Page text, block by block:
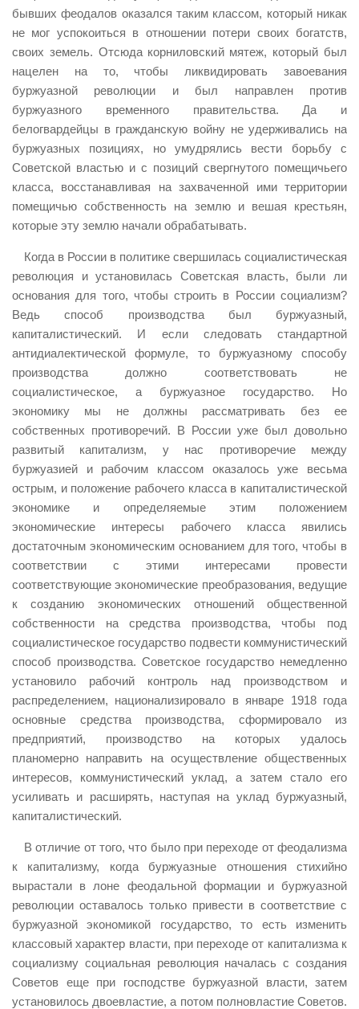
бывших феодалов оказался таким классом, который никак
не мог успокоиться в отношении потери своих богатств,
своих земель. Отсюда корниловский мятеж, который был
нацелен на то, чтобы ликвидировать завоевания
буржуазной революции и был направлен против
буржуазного временного правительства. Да и
белогвардейцы в гражданскую войну не удерживались на
буржуазных позициях, но умудрялись вести борьбу с
Советской властью и с позиций свергнутого помещичьего
класса, восстанавливая на захваченной ими территории
помещичью собственность на землю и вешая крестьян,
которые эту землю начали обрабатывать.
Когда в России в политике свершилась социалистическая
революция и установилась Советская власть, были ли
основания для того, чтобы строить в России социализм?
Ведь способ производства был буржуазный,
капиталистический. И если следовать стандартной
антидиалектической формуле, то буржуазному способу
производства должно соответствовать не
социалистическое, а буржуазное государство. Но
экономику мы не должны рассматривать без ее
собственных противоречий. В России уже был довольно
развитый капитализм, у нас противоречие между
буржуазией и рабочим классом оказалось уже весьма
острым, и положение рабочего класса в капиталистической
экономике и определяемые этим положением
экономические интересы рабочего класса явились
достаточным экономическим основанием для того, чтобы в
соответствии с этими интересами провести
соответствующие экономические преобразования, ведущие
к созданию экономических отношений общественной
собственности на средства производства, чтобы под
социалистическое государство подвести коммунистический
способ производства. Советское государство немедленно
установило рабочий контроль над производством и
распределением, национализировало в январе 1918 года
основные средства производства, сформировало из
предприятий, производство на которых удалось
планомерно направить на осуществление общественных
интересов, коммунистический уклад, а затем стало его
усиливать и расширять, наступая на уклад буржуазный,
капиталистический.
В отличие от того, что было при переходе от феодализма
к капитализму, когда буржуазные отношения стихийно
вырастали в лоне феодальной формации и буржуазной
революции оставалось только привести в соответствие с
буржуазной экономикой государство, то есть изменить
классовый характер власти, при переходе от капитализма к
социализму социальная революция началась с создания
Советов еще при господстве буржуазной власти, затем
установилось двоевластие, а потом полновластие Советов.